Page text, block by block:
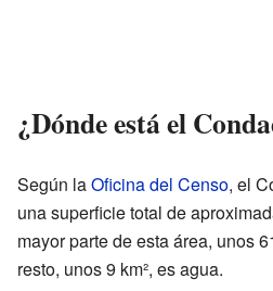
¿Dónde está el
Según laOficina del Censo, el
una superficie total de
mayor parte de esta área, unos
resto, unos 9 km², es agua.